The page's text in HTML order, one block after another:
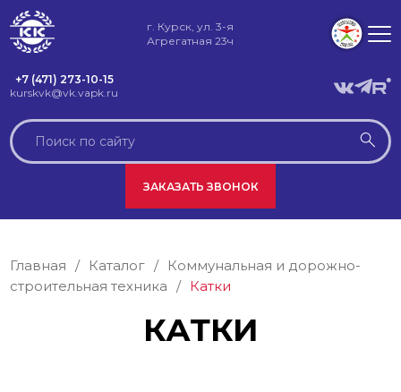
г. Курск, ул. 3-я
Агрегатная 23ч
+7 (471) 273-10-15
kurskvk@vk.vapk.ru
ЗАКАЗАТЬ ЗВОНОК
Главная / Каталог /
Коммунальная и дорожно-
строительная техника / Катки
КАТКИ